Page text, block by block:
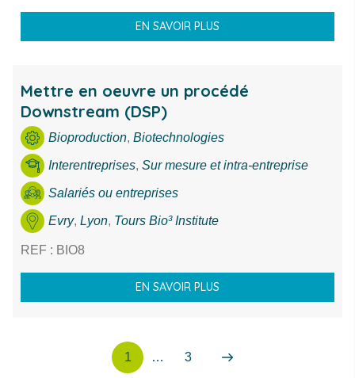
EN SAVOIR PLUS
Mettre en oeuvre un procédé
Downstream (DSP)
Bioproduction, Biotechnologies
Interentreprises, Sur mesure et intra-entreprise
Salariés ou entreprises
Evry, Lyon, Tours Bio³ Institute
REF : BIO8
EN SAVOIR PLUS
Page
1 … 3